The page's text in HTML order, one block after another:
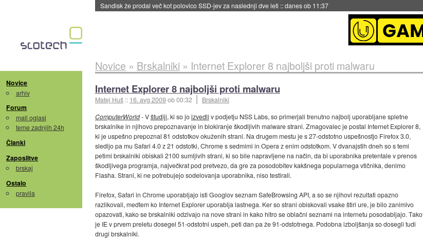
Sandisk že prodal več kot polovico SSD-jev za naslednji dve leti ::danes ob 11:37
Novice
arhiv
Forum
mali oglasi
teme zadnjih 24h
Članki
Zaposlitve
brskaj
Ostalo
pravila
Novice » Brskalniki » Internet Explorer 8 najboljši proti malwaru
Internet Explorer 8 najboljši proti malwaru
Matej Huš :: 16. avg 2009ob 00:32
Brskalniki
ComputerWorld- Vštudiji, ki so joizvedli v podjetju NSS Labs, so primerjali trenutno najbolj uporabljane spletne
brskalnike in njihovo prepoznavanje in blokiranje škodljivih malware strani. Zmagovalec je postal Internet Explorer 8,
ki je uspešno prepoznal 81 odstotkov okuženih strani. Na drugem mestu je s 27-odstotno uspešnostjo Firefox 3.0,
sledijo pa mu Safari 4.0 z 21 odstotki, Chrome s sedmimi in Opera z enim odstotkom. V dvanajstih dneh so s temi
petimi brskalniki obiskali 2100 sumljivih strani, ki so bile napravljene na način, da bi uporabnika pretentale v prenos
škodljivega programja, največkrat pod pretvezo, da gre za posodobitev kakšnega popularnega vtičnika, denimo
Flasha. Strani, ki ne potrebujejo sodelovanja uporabnika, niso testirali.
Firefox, Safari in Chrome uporabljajo isti Googlov seznam SafeBrowsing API, a so se njihovi rezultati opazno
razlikovali, medtem ko Internet Explorer uporablja lastnega. Ker so strani obiskovali vsake štiri ure, je bilo zanimivo
opazovati, kako se brskalniki odzivajo na nove strani in kako hitro se oblačni seznami na internetu posodabljajo. Tako
je IE v prvem preletu dosegel 51-odstotni uspeh, peti dan pa že 91-odstotnega. Podobna izboljšanja so dosegli tudi
drugi brskalniki.